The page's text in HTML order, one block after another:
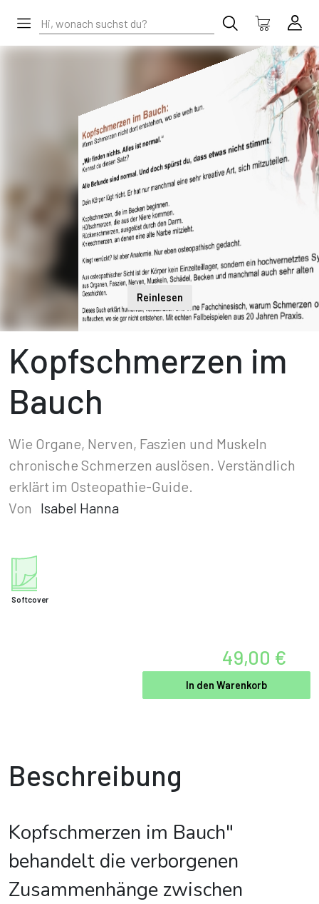
Reinlesen
Kopfschmerzen im
Bauch
Wie Organe, Nerven, Faszien und Muskeln
chronische Schmerzen auslösen. Verständlich
erklärt im Osteopathie-Guide.
Von
Isabel Hanna
Softcover
49,00 €
In den Warenkorb
Beschreibung
Kopfschmerzen im Bauch"
behandelt die verborgenen
Zusammenhänge zwischen